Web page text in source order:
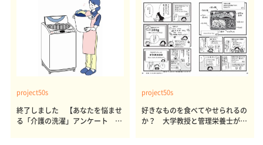
project50s
終了しました 【あなたを悩ませ
る「介護の洗濯」アンケート 体
project50s
好きなものを食べてやせられるの
か？ 大学教授と管理栄養士が出